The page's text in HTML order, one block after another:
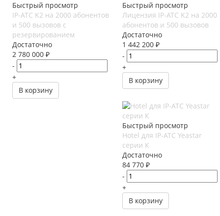
Быстрый просмотр
IP-АТС K2 на 2000 абонентов
и 500 вызовов с
резервированием
Достаточно
2 780 000 ₽
-
+
В корзину
Быстрый просмотр
Лицензия IP-АТС K2 на 2000
абонентов и 500 вызовов
Достаточно
1 442 200 ₽
-
+
В корзину
Быстрый просмотр
Hotel для IP-АТС Yeastar
серии К
Достаточно
84 770 ₽
-
+
В корзину